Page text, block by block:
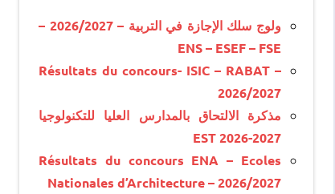
ولوج سلك الإجازة في التربية – 2026/2027 –
ENS – ESEF – FSE
Résultats du concours- ISIC – RABAT –
2026/2027
مذكرة الالتحاق بالمدارس العليا للتكنولوجيا
EST 2026-2027
Résultats du concours ENA – Ecoles
Nationales d’Architecture – 2026/2027